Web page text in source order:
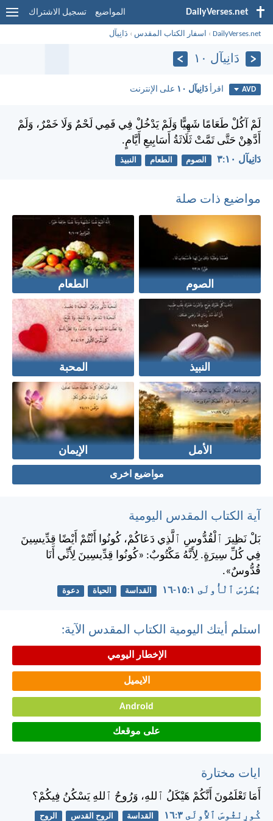
DailyVerses.net المواضيع تسجيل الاشتراك
DailyVerses.net
› اسفار الكتاب المقدس › دَانِيآل
دَانِيآل ١٠
AVD اقرأدَانِيآل ١٠ على الإنترنت
لَمْ آكُلْ طَعَامًا شَهِيًّا وَلَمْ يَدْخُلْ فِي فَمِي لَحْمٌ وَلَا خَمْرٌ، وَلَمْ
أَدَّهِنْ حَتَّى تَمَّتْ ثَلَاثَةُ أَسَابِيعِ أَيَّامٍ.
دَانِيآل ١٠:‏٣ الصوم الطعام النبيذ
مواضيع ذات صلة
الصوم الطعام
النبيذ المحبة
الأمل الإيمان
مواضيع اخرى
آية الكتاب المقدس اليومية
بَلْ نَظِيرَ ٱلْقُدُّوسِ ٱلَّذِي دَعَاكُمْ، كُونُوا أَنْتُمْ أَيْضًا قِدِّيسِينَ
فِي كُلِّ سِيرَةٍ. لِأَنَّهُ مَكْتُوبٌ: «كُونُوا قِدِّيسِينَ لِأَنِّي أَنَا
قُدُّوسٌ».
بُطْرُسَ ٱلْأُولَى ١:‏١٥-‏١٦ القداسة الحياة دعوة
استلم أيتك اليومية الكتاب المقدس الآية:
الإخطار اليومي
الايميل
Android
على موقعك
ايات مختارة
أَمَا تَعْلَمُونَ أَنَّكُمْ هَيْكَلُ ٱللهِ، وَرُوحُ ٱللهِ يَسْكُنُ فِيكُمْ؟
كُورِنْثُوسَ ٱلأُولَى ٣:‏١٦ القداسة الروح القدس الروح